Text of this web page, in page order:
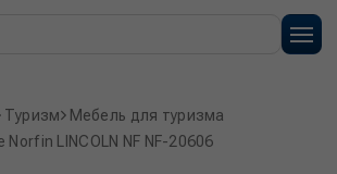
Туризм
Мебель для туризма
Norfin LINCOLN NF NF-20606